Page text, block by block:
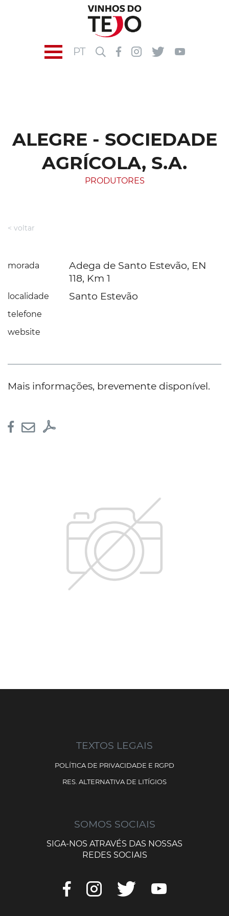
PT
ALEGRE - SOCIEDADE
AGRÍCOLA, S.A.
PRODUTORES
< voltar
morada
Adega de Santo Estevão, EN
118, Km 1
localidade Santo Estevão
telefone
website
Mais informações, brevemente disponível.
TEXTOS LEGAIS
POLÍTICA DE PRIVACIDADE E RGPD
RES. ALTERNATIVA DE LITÍGIOS
SOMOS SOCIAIS
SIGA-NOS ATRAVÉS DAS NOSSAS
REDES SOCIAIS